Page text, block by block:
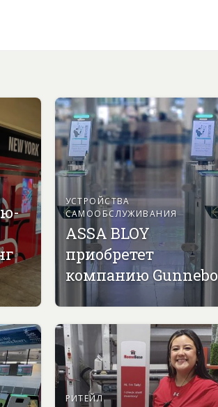
УСТРОЙСТВА
САМООБСЛУЖИВАНИЯ
ASSA BLOY
приобретет
компанию Gunnebo
РИТЕЙЛ